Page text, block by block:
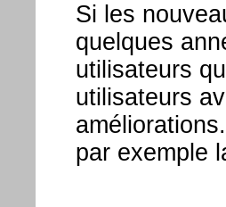
Si les
quelques
utilisateurs
utilisateurs
par exemple